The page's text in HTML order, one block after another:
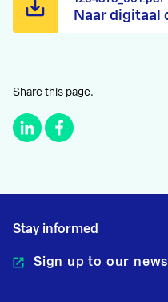
Naar digitaal
Share this page.
Stay informed
Sign up to our